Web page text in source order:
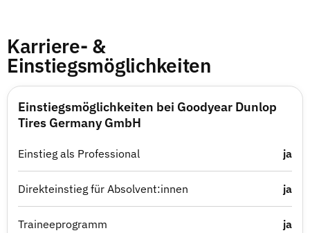
Karriere- &
Einstiegsmöglichkeiten
Einstiegsmöglichkeiten bei Goodyear Dunlop
Tires Germany GmbH
Einstieg als Professional ja
Direkteinstieg für Absolvent:innen ja
Traineeprogramm ja